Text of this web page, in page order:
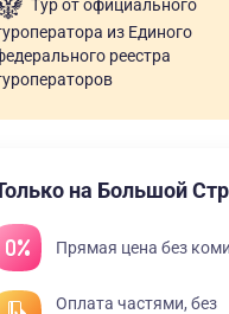
Тур от официального
из Единого
реестра
на Большой
Прямая цена без
Оплата частями, без